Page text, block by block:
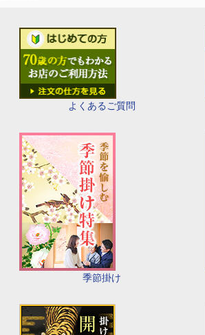
よくあるご質問
季節掛け